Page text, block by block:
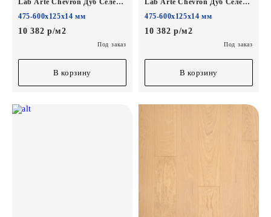
Lab Arte Chevron Дуб Селект
600/475х125х14/3/45°
475-600х125х14 мм
10 382 р/м2
Под заказ
В корзину
Lab Arte Chevron Дуб Селект
600/475х125х14/3/45°
475-600х125х14 мм
10 382 р/м2
Под заказ
В корзину